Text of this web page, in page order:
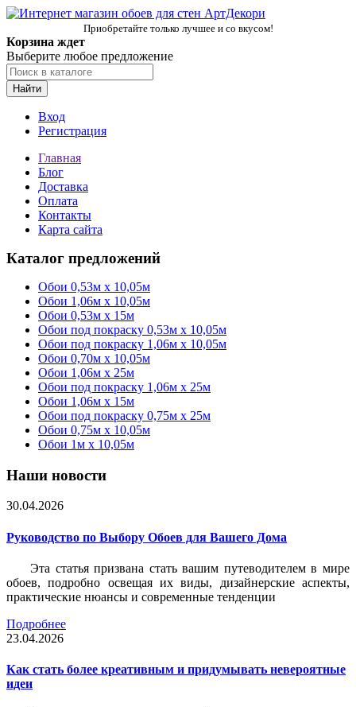
Приобретайте только лучшее и со вкусом!
Корзина ждет
Выберите любое предложение
Найти
Вход
Регистрация
Главная
Блог
Доставка
Оплата
Контакты
Карта сайта
Каталог предложений
Обои 0,53м x 10,05м
Обои 1,06м х 10,05м
Обои 0,53м x 15м
Обои под покраску 0,53м x 10,05м
Обои под покраску 1,06м х 10,05м
Обои 0,70м x 10,05м
Обои 1,06м x 25м
Обои под покраску 1,06м x 25м
Обои 1,06м x 15м
Обои под покраску 0,75м x 25м
Обои 0,75м x 10,05м
Обои 1м х 10,05м
Наши новости
30.04.2026
Руководство по Выбору Обоев для Вашего Дома
Эта статья призвана стать вашим путеводителем в мире
обоев, подробно освещая их виды, дизайнерские аспекты,
практические нюансы и современные тенденции
Подробнее
23.04.2026
Как стать более креативным и придумывать невероятные
идеи